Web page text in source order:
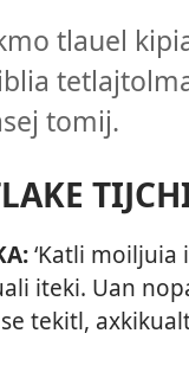
tlauel
tomij.
‘Katli moiljuia
iteki. Uan
tekitl,